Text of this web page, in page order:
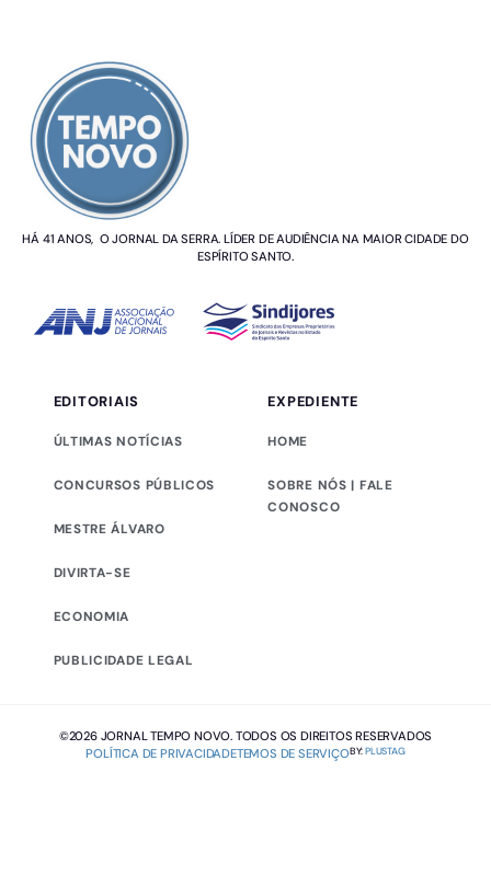
HÁ 41 ANOS, O JORNAL DA SERRA. LÍDER DE AUDIÊNCIA NA MAIOR CIDADE DO
ESPÍRITO SANTO.
EDITORIAIS
ÚLTIMAS NOTÍCIAS
CONCURSOS PÚBLICOS
MESTRE ÁLVARO
DIVIRTA-SE
ECONOMIA
PUBLICIDADE LEGAL
EXPEDIENTE
HOME
SOBRE NÓS | FALE
CONOSCO
©2026 JORNAL TEMPO NOVO. TODOS OS DIREITOS RESERVADOS
POLÍTICA DE PRIVACIDADETEMOS DE SERVIÇOBY:PLUSTAG